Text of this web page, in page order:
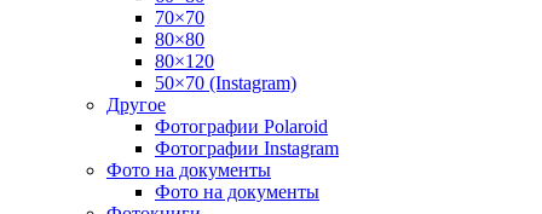
70×70
80×80
80×120
50×70 (Instagram)
Другое
Фотографии Polaroid
Фотографии Instagram
Фото на документы
Фото на документы